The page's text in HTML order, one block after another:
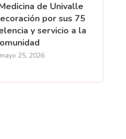
de Univalle
por sus 75
y servicio a la
mayo 25, 2026